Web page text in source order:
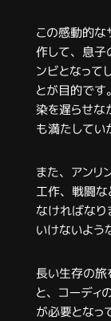
この感動的な
作して、息子
ンビとなって
とが目的です
染を遅らせな
も満たしてい
また、アンリ
工作、戦闘
なければな
いけないよう
長い生存の旅
と、コーディ
が必要となっ